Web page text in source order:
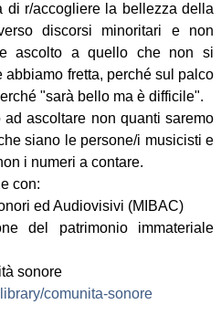
di r/accogliere la bellezza della
discorsi minoritari e non
ascolto a quello che non si
fretta, perché sul palco
"sarà bello ma è difficile".
ad ascoltare non quanti saremo
siano le persone/i musicisti e
i numeri a contare.
con:
ed Audiovisivi (MIBAC)
del patrimonio immateriale
sonore
comunita-sonore